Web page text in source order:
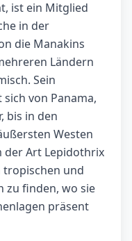
ist ein Mitglied
in der
die Manakins
Ländern
Sein
von Panama,
bis in den
Westen
der Art Lepidothrix
tropischen und
zu finden, wo sie
präsent